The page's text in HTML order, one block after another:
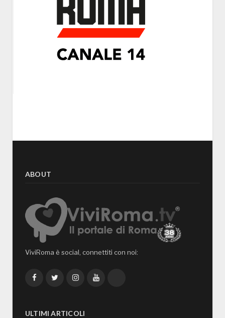
ABOUT
ViviRoma è social, connettiti con noi:
FacebookTwitterInstagramYouTube
ULTIMI ARTICOLI